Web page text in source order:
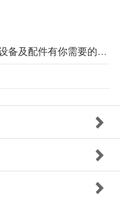
及配件有你需要的吗？